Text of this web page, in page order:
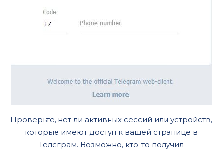
Проверьте, нет ли активных сессий или устройств,
которые имеют доступ к вашей странице в
Телеграм. Возможно, кто-то получил